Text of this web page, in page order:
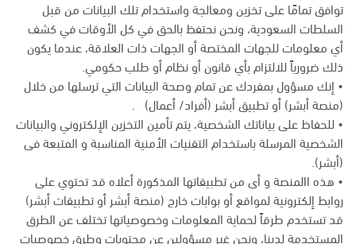
توافق تمامًا على تخزين ومعالجة واستخدام تلك البيانات من قبل
السلطات السعودية، ونحن نحتفظ بالحق في كل الأوقات في كشف
أي معلومات للجهات المختصة أو الجهات ذات العلاقة، عندما يكون
ذلك ضرورياً للالتزام بأي قانون أو نظام أو طلب حكومي.
• إنك مسؤول بمفردك عن تمام وصحة البيانات التي ترسلها من خلال
(منصة أبشر) أو تطبيق أبشر (أفراد/ أعمال) .
• للحفاظ على بياناتك الشخصية، يتم تأمين التخزين الإلكتروني والبيانات
الشخصية المرسلة باستخدام التقنيات الأمنية المناسبة و المتبعة فى
(أبشر).
• هذه االمنصة و أى من تطبيقاتها المذكورة أعلاه قد تحتوي على
روابط إلكترونية لمواقع أو بوابات خارج (منصة أبشر أو تطبيقات أبشر)
قد تستخدم طرقاً لحماية المعلومات وخصوصياتها تختلف عن الطرق
المستخدمة لدينا، ونحن غير مسؤولين عن محتويات وطرق خصوصيات